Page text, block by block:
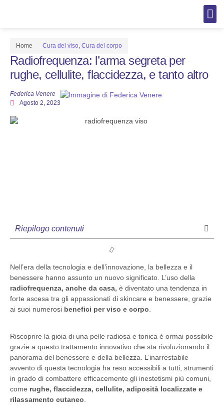
Home Cura del viso, Cura del corpo
Radiofrequenza: l’arma segreta per
rughe, cellulite, flaccidezza, e tanto altro
Federica Venere
Agosto 2, 2023
Riepilogo contenuti
Nell’era della tecnologia e dell’innovazione, la bellezza e il
benessere hanno assunto un nuovo significato. L’uso della
radiofrequenza, anche da casa, è diventato una tendenza in
forte ascesa tra gli appassionati di skincare e benessere, grazie
ai suoi numerosi benefici per viso e corpo
Riscoprire la gioia di una pelle radiosa e tonica è ormai possibile
grazie a questo trattamento innovativo che sta rivoluzionando il
panorama del benessere e della bellezza. L’inarrestabile
avvento di questa tecnologia ha reso accessibili a tutti, strumenti
in grado di combattere efficacemente gli inestetismi più comuni,
come rughe, flaccidezza, cellulite, adiposità localizzate e
rilassamento cutaneo